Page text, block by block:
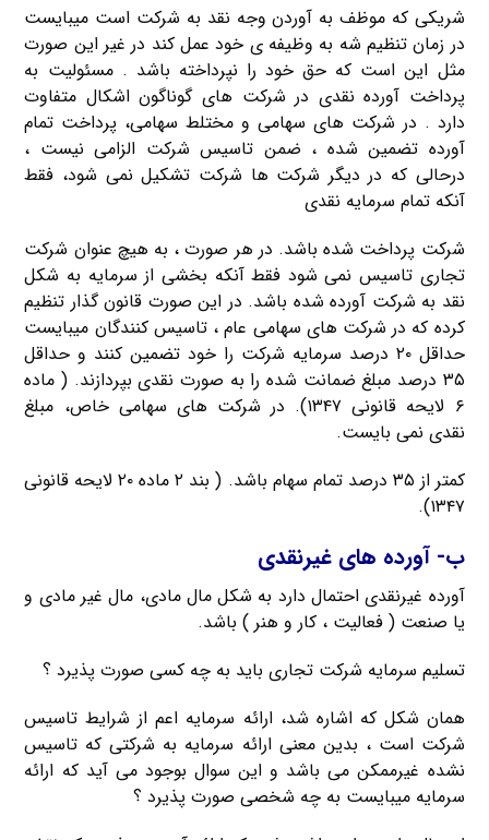
شریکی که موظف به آوردن وجه نقد به شرکت است میبایست
در زمان تنظیم شه به وظیفه ی خود عمل کند در غیر این صورت
مثل این است که حق خود را نپرداخته باشد . مسئولیت به
پرداخت آورده نقدی در شرکت های گوناگون اشکال متفاوت
دارد . در شرکت های سهامی و مختلط سهامی، پرداخت تمام
آورده تضمین شده ، ضمن تاسیس شرکت الزامی نیست ،
درحالی که در دیگر شرکت ها شرکت تشکیل نمی شود، فقط
آنکه تمام سرمایه نقدی
شرکت پرداخت شده باشد. در هر صورت ، به هیچ عنوان شرکت
تجاری تاسیس نمی شود فقط آنکه بخشی از سرمایه به شکل
نقد به شرکت آورده شده باشد. در این صورت قانون گذار تنظیم
کرده که در شرکت های سهامی عام ، تاسیس کنندگان میبایست
حداقل ۲۰ درصد سرمایه شرکت را خود تضمین کنند و حداقل
۳۵ درصد مبلغ ضمانت شده را به صورت نقدی بپردازند. ( ماده
۶ لایحه قانونی ۱۳۴۷). در شرکت های سهامی خاص، مبلغ
نقدی نمی بایست.
کمتر از ۳۵ درصد تمام سهام باشد. ( بند ۲ ماده ۲۰ لایحه قانونی
۱۳۴۷).
ب- آورده های غیرنقدی
آورده غیرنقدی احتمال دارد به شکل مال مادی، مال غیر مادی و
یا صنعت ( فعالیت ، کار و هنر ) باشد.
تسلیم سرمایه شرکت تجاری باید به چه کسی صورت پذیرد ؟
همان شکل که اشاره شد، ارائه سرمایه اعم از شرایط تاسیس
شرکت است ، بدین معنی ارائه سرمایه به شرکتی که تاسیس
نشده غیرممکن می باشد و این سوال بوجود می آید که ارائه
سرمایه میبایست به چه شخصی صورت پذیرد ؟